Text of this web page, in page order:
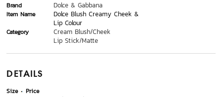
Brand Dolce & Gabbana
Item Name
Dolce Blush Creamy Cheek &
Lip Colour
Category
Cream Blush/Cheek
Lip Stick/Matte
DETAILS
Size
Price